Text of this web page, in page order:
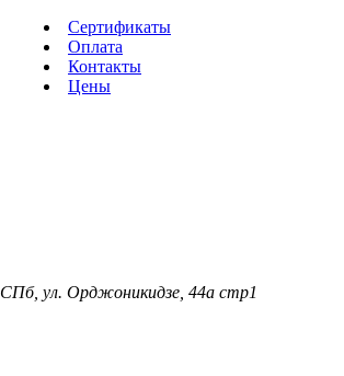
Сертификаты
Оплата
Контакты
Цены
СПб, ул. Орджоникидзе, 44а стр1